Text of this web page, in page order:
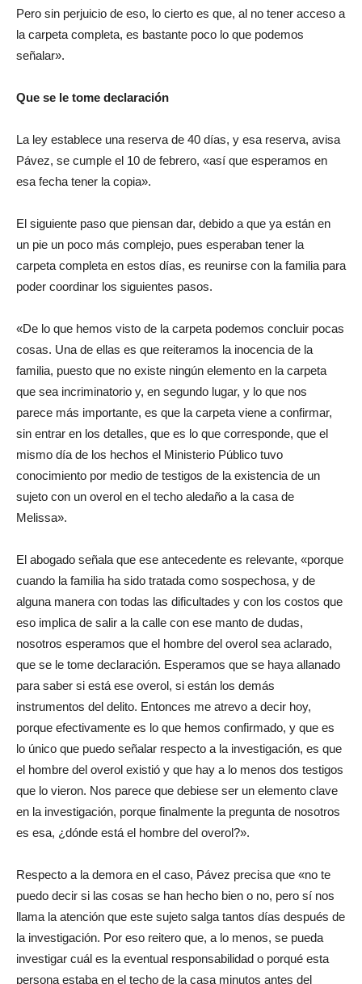
Pero sin perjuicio de eso, lo cierto es que, al no tener acceso a
la carpeta completa, es bastante poco lo que podemos
señalar».
Que se le tome declaración
La ley establece una reserva de 40 días, y esa reserva, avisa
Pávez, se cumple el 10 de febrero, «así que esperamos en
esa fecha tener la copia».
El siguiente paso que piensan dar, debido a que ya están en
un pie un poco más complejo, pues esperaban tener la
carpeta completa en estos días, es reunirse con la familia para
poder coordinar los siguientes pasos.
«De lo que hemos visto de la carpeta podemos concluir pocas
cosas. Una de ellas es que reiteramos la inocencia de la
familia, puesto que no existe ningún elemento en la carpeta
que sea incriminatorio y, en segundo lugar, y lo que nos
parece más importante, es que la carpeta viene a confirmar,
sin entrar en los detalles, que es lo que corresponde, que el
mismo día de los hechos el Ministerio Público tuvo
conocimiento por medio de testigos de la existencia de un
sujeto con un overol en el techo aledaño a la casa de
Melissa».
El abogado señala que ese antecedente es relevante, «porque
cuando la familia ha sido tratada como sospechosa, y de
alguna manera con todas las dificultades y con los costos que
eso implica de salir a la calle con ese manto de dudas,
nosotros esperamos que el hombre del overol sea aclarado,
que se le tome declaración. Esperamos que se haya allanado
para saber si está ese overol, si están los demás
instrumentos del delito. Entonces me atrevo a decir hoy,
porque efectivamente es lo que hemos confirmado, y que es
lo único que puedo señalar respecto a la investigación, es que
el hombre del overol existió y que hay a lo menos dos testigos
que lo vieron. Nos parece que debiese ser un elemento clave
en la investigación, porque finalmente la pregunta de nosotros
es esa, ¿dónde está el hombre del overol?».
Respecto a la demora en el caso, Pávez precisa que «no te
puedo decir si las cosas se han hecho bien o no, pero sí nos
llama la atención que este sujeto salga tantos días después de
la investigación. Por eso reitero que, a lo menos, se pueda
investigar cuál es la eventual responsabilidad o porqué esta
persona estaba en el techo de la casa minutos antes del